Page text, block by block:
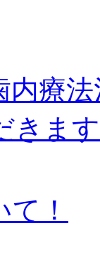
内療
きま
！